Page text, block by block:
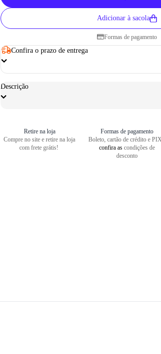
Adicionar à sacola
Formas de pagamento
Confira o prazo de entrega
Descrição
Retire na loja
Compre no site e retire na loja
com frete grátis!
Formas de pagamento
Boleto, cartão de crédito e
confira as condições de
desconto